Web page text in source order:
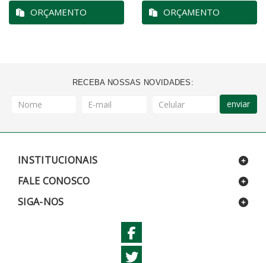
ORÇAMENTO ORÇAMENTO
RECEBA NOSSAS NOVIDADES:
enviar
INSTITUCIONAIS
FALE CONOSCO
SIGA-NOS